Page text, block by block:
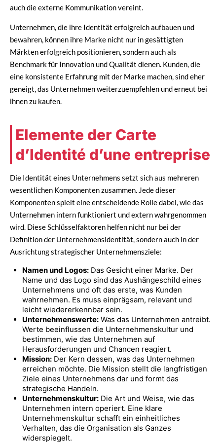
auch die externe Kommunikation vereint.
Unternehmen, die ihre Identität erfolgreich aufbauen und
bewahren, können ihre Marke nicht nur in gesättigten
Märkten erfolgreich positionieren, sondern auch als
Benchmark für Innovation und Qualität dienen. Kunden, die
eine konsistente Erfahrung mit der Marke machen, sind eher
geneigt, das Unternehmen weiterzuempfehlen und erneut bei
ihnen zu kaufen.
Elemente der Carte
d’Identité d’une entreprise
Die Identität eines Unternehmens setzt sich aus mehreren
wesentlichen Komponenten zusammen. Jede dieser
Komponenten spielt eine entscheidende Rolle dabei, wie das
Unternehmen intern funktioniert und extern wahrgenommen
wird. Diese Schlüsselfaktoren helfen nicht nur bei der
Definition der Unternehmensidentität, sondern auch in der
Ausrichtung strategischer Unternehmensziele:
Namen und Logos: Das Gesicht einer Marke. Der
Name und das Logo sind das Aushängeschild eines
Unternehmens und oft das erste, was Kunden
wahrnehmen. Es muss einprägsam, relevant und
leicht wiedererkennbar sein.
Unternehmenswerte: Was das Unternehmen antreibt.
Werte beeinflussen die Unternehmenskultur und
bestimmen, wie das Unternehmen auf
Herausforderungen und Chancen reagiert.
Mission: Der Kern dessen, was das Unternehmen
erreichen möchte. Die Mission stellt die langfristigen
Ziele eines Unternehmens dar und formt das
strategische Handeln.
Unternehmenskultur: Die Art und Weise, wie das
Unternehmen intern operiert. Eine klare
Unternehmenskultur schafft ein einheitliches
Verhalten, das die Organisation als Ganzes
widerspiegelt.